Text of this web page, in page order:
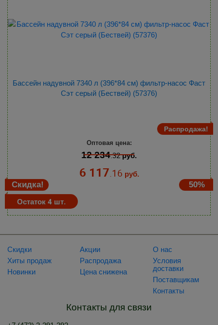
Бассейн надувной 7340 л (396*84 см) фильтр-насос Фаст
Сэт серый (Бествей) (57376)
Распродажа!
Оптовая цена:
12 234.32руб.
6 117.16 руб.
50%
Скидка!
Остаток 4 шт.
Скидки
Хиты продаж
Новинки
Акции
Распродажа
Цена снижена
О нас
Условия
доставки
Поставщикам
Контакты
Контакты для связи